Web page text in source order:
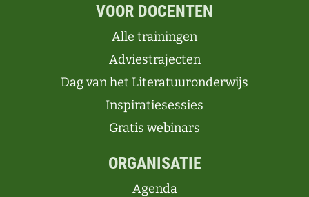
VOOR DOCENTEN
Alle trainingen
Adviestrajecten
Dag van het Literatuuronderwijs
Inspiratiesessies
Gratis webinars
ORGANISATIE
Agenda